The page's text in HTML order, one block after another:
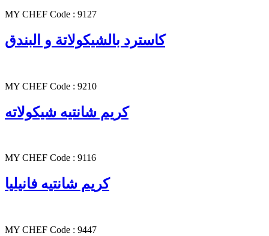
MY CHEF Code : 9127
كاسترد بالشيكولاتة و البندق
MY CHEF Code : 9210
كريم شانتيه شيكولاته
MY CHEF Code : 9116
كريم شانتيه فانيليا
MY CHEF Code : 9447